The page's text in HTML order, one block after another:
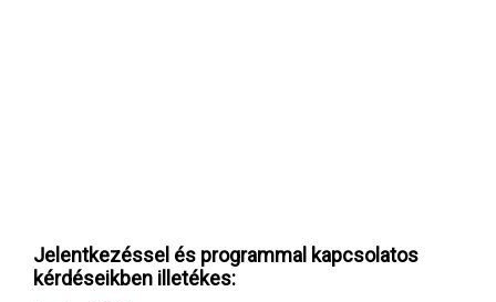
Jelentkezéssel és programmal kapcsolatos
kérdéseikben illetékes: